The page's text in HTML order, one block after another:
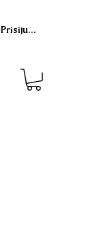
Prisijungti